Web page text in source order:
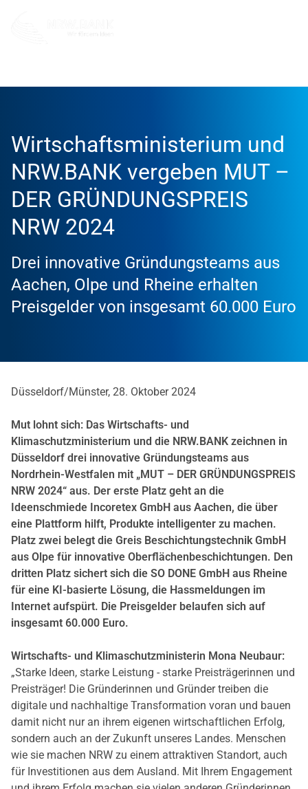
Wirtschaftsministerium und
NRW.BANK vergeben MUT –
DER GRÜNDUNGSPREIS
NRW 2024
Drei innovative Gründungsteams aus
Aachen, Olpe und Rheine erhalten
Preisgelder von insgesamt 60.000 Euro
Düsseldorf/Münster, 28. Oktober 2024
Mut lohnt sich: Das Wirtschafts- und
Klimaschutzministerium und die NRW.BANK zeichnen in
Düsseldorf drei innovative Gründungsteams aus
Nordrhein-Westfalen mit „MUT – DER GRÜNDUNGSPREIS
NRW 2024“ aus. Der erste Platz geht an die
Ideenschmiede Incoretex GmbH aus Aachen, die über
eine Plattform hilft, Produkte intelligenter zu machen.
Platz zwei belegt die Greis Beschichtungstechnik GmbH
aus Olpe für innovative Oberflächenbeschichtungen. Den
dritten Platz sichert sich die SO DONE GmbH aus Rheine
für eine KI-basierte Lösung, die Hassmeldungen im
Internet aufspürt. Die Preisgelder belaufen sich auf
insgesamt 60.000 Euro.
Wirtschafts- und Klimaschutzministerin Mona Neubaur:
„Starke Ideen, starke Leistung - starke Preisträgerinnen und
Preisträger! Die Gründerinnen und Gründer treiben die
digitale und nachhaltige Transformation voran und bauen
damit nicht nur an ihrem eigenen wirtschaftlichen Erfolg,
sondern auch an der Zukunft unseres Landes. Menschen
wie sie machen NRW zu einem attraktiven Standort, auch
für Investitionen aus dem Ausland. Mit Ihrem Engagement